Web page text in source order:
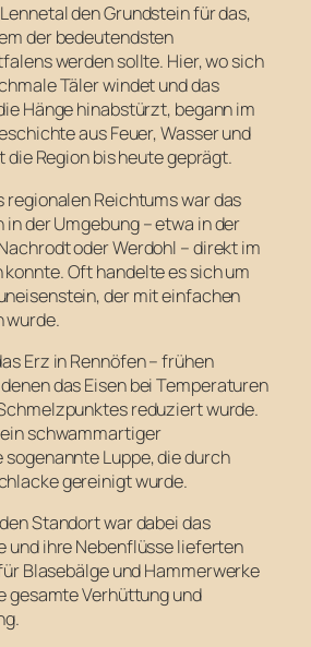
den Grundstein für das,
der bedeutendsten
werden sollte. Hier, wo sich
Täler windet und das
Hänge hinabstürzt, begann im
aus Feuer, Wasser und
die Region bis heute geprägt.
regionalen Reichtums war das
in der Umgebung – etwa in der
oder Werdohl – direkt im
konnte. Oft handelte es sich um
der mit einfachen
wurde.
Erz in Rennöfen – frühen
das Eisen bei Temperaturen
reduziert wurde.
schwammartiger
sogenannte Luppe, die durch
gereinigt wurde.
Standort war dabei das
und ihre Nebenflüsse lieferten
Blasebälge und Hammerwerke
gesamte Verhüttung und